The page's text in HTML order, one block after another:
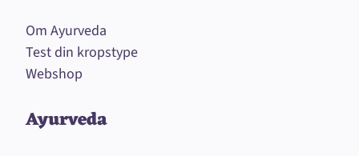
Om Ayurveda
Test din kropstype
Webshop
Ayurveda